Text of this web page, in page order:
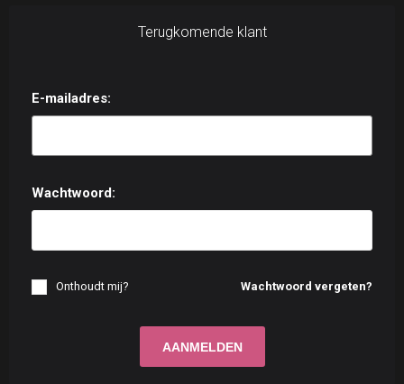
Terugkomende klant
E-mailadres:
Wachtwoord:
Wachtwoord vergeten?
Onthoudt mij?